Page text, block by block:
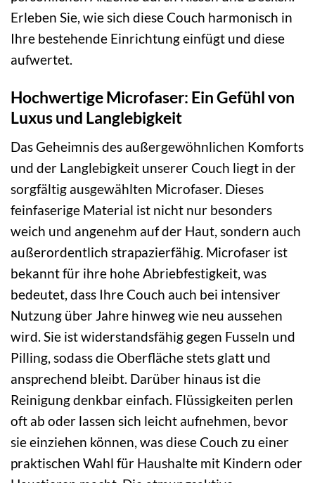
Erleben Sie, wie sich diese Couch harmonisch in
Ihre bestehende Einrichtung einfügt und diese
aufwertet.
Hochwertige Microfaser: Ein Gefühl von
Luxus und Langlebigkeit
Das Geheimnis des außergewöhnlichen Komforts
und der Langlebigkeit unserer Couch liegt in der
sorgfältig ausgewählten Microfaser. Dieses
feinfaserige Material ist nicht nur besonders
weich und angenehm auf der Haut, sondern auch
außerordentlich strapazierfähig. Microfaser ist
bekannt für ihre hohe Abriebfestigkeit, was
bedeutet, dass Ihre Couch auch bei intensiver
Nutzung über Jahre hinweg wie neu aussehen
wird. Sie ist widerstandsfähig gegen Fusseln und
Pilling, sodass die Oberfläche stets glatt und
ansprechend bleibt. Darüber hinaus ist die
Reinigung denkbar einfach. Flüssigkeiten perlen
oft ab oder lassen sich leicht aufnehmen, bevor
sie einziehen können, was diese Couch zu einer
praktischen Wahl für Haushalte mit Kindern oder